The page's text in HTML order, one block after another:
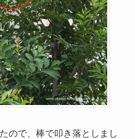
ので、棒で叩き落としまし